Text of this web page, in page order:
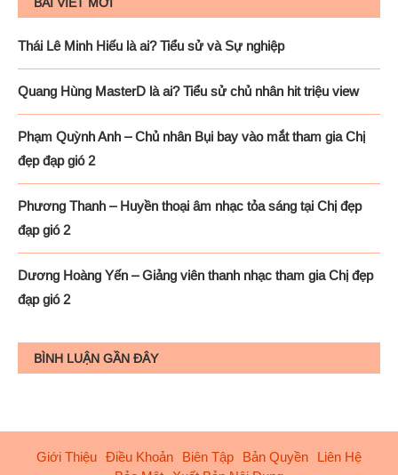
Thái Lê Minh Hiếu là ai? Tiểu sử và Sự nghiệp
Quang Hùng MasterD là ai? Tiểu sử chủ nhân hit triệu view
Phạm Quỳnh Anh – Chủ nhân Bụi bay vào mắt tham gia Chị
đẹp đạp gió 2
Phương Thanh – Huyền thoại âm nhạc tỏa sáng tại Chị đẹp
đạp gió 2
Dương Hoàng Yến – Giảng viên thanh nhạc tham gia Chị đẹp
đạp gió 2
BÌNH LUẬN GẦN ĐÂY
Giới Thiệu Điều Khoản Biên Tập Bản Quyền
Liên Hệ